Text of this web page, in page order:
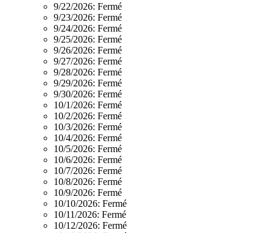
9/22/2026: Fermé
9/23/2026: Fermé
9/24/2026: Fermé
9/25/2026: Fermé
9/26/2026: Fermé
9/27/2026: Fermé
9/28/2026: Fermé
9/29/2026: Fermé
9/30/2026: Fermé
10/1/2026: Fermé
10/2/2026: Fermé
10/3/2026: Fermé
10/4/2026: Fermé
10/5/2026: Fermé
10/6/2026: Fermé
10/7/2026: Fermé
10/8/2026: Fermé
10/9/2026: Fermé
10/10/2026: Fermé
10/11/2026: Fermé
10/12/2026: Fermé